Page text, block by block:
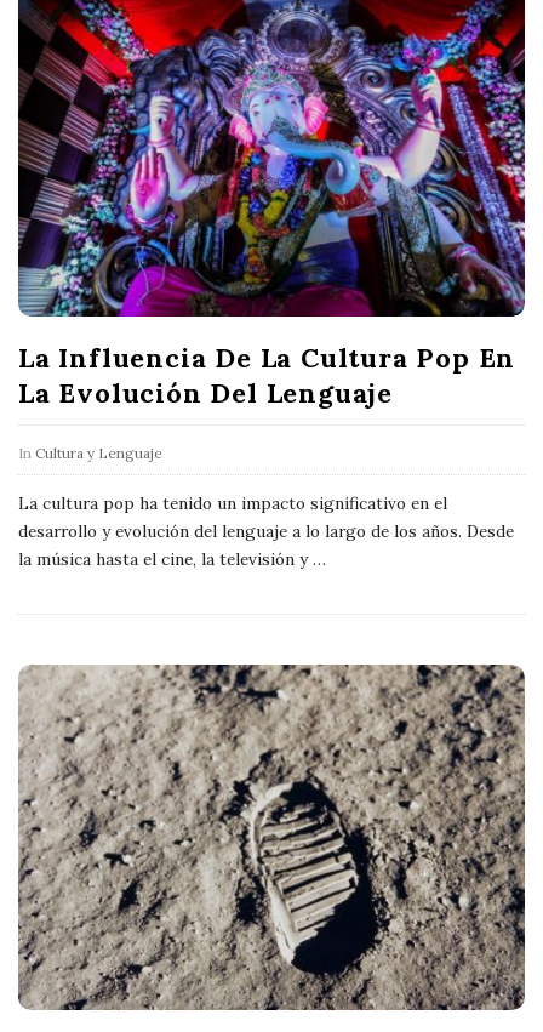
La Influencia De La Cultura Pop En
La Evolución Del Lenguaje
In Cultura y Lenguaje
La cultura pop ha tenido un impacto significativo en el
desarrollo y evolución del lenguaje a lo largo de los años. Desde
la música hasta el cine, la televisión y…